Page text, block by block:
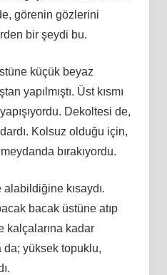
görenin gözlerini
bir şeydi bu.
küçük beyaz
yapılmıştı. Üst kısmı
Dekoltesi de,
Kolsuz olduğu için,
bırakıyordu.
kısaydı.
bacak üstüne atıp
kalçalarına kadar
da; yüksek topuklu,